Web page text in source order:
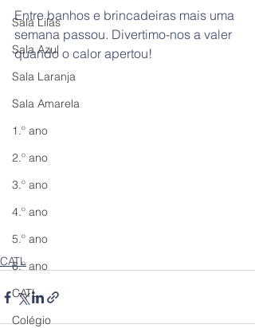
Sala Lilás
Sala Azul
Sala Laranja
Sala Amarela
1.º ano
2.º ano
3.º ano
4.º ano
5.º ano
6.º ano
CATL
Colégio
Entre banhos e brincadeiras mais uma
semana passou. Divertimo-nos a valer
quando o calor apertou!
CATL